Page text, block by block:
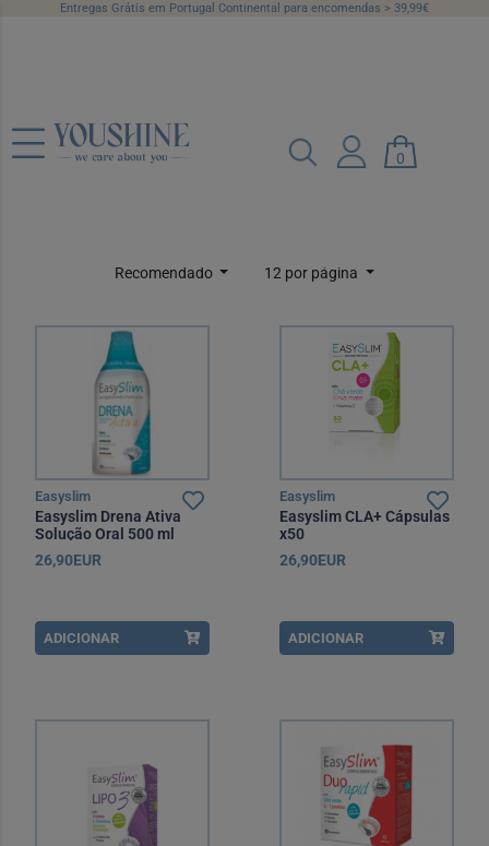
Entregas Grátis em Portugal Continental para encomendas > 39,99€
0
Gorduras
Recomendado 12 por página
Easyslim
Easyslim Drena Ativa
Solução Oral 500 ml
26,90EUR
ADICIONAR
Easyslim
Easyslim CLA+ Cápsulas
x50
26,90EUR
ADICIONAR